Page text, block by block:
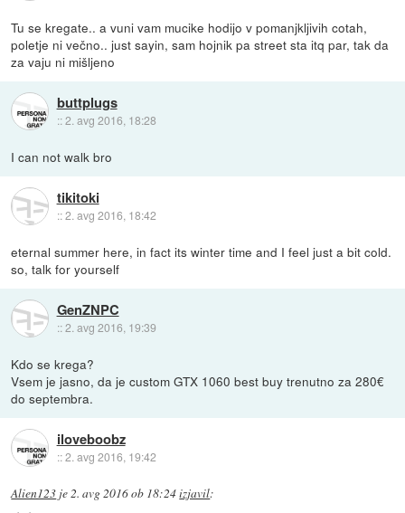
Tu se kregate.. a vuni vam mucike hodijo v pomanjkljivih cotah,
poletje ni večno.. just sayin, sam hojnik pa street sta itq par, tak da
za vaju ni mišljeno
buttplugs
::2. avg 2016, 18:28
I can not walk bro
tikitoki
::2. avg 2016, 18:42
eternal summer here, in fact its winter time and I feel just a bit cold.
so, talk for yourself
GenZNPC
::2. avg 2016, 19:39
Kdo se krega?
Vsem je jasno, da je custom GTX 1060 best buy trenutno za 280€
do septembra.
iloveboobz
::2. avg 2016, 19:42
Alien123 je2. avg 2016 ob 18:24izjavil: